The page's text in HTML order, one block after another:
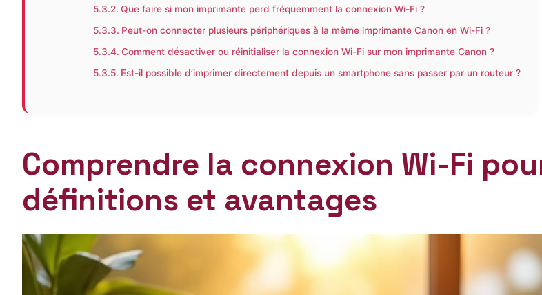
Que faire si mon imprimante perd fréquemment la connexion Wi-Fi ?
Peut-on connecter plusieurs périphériques à la même imprimante Canon en Wi-Fi ?
Comment désactiver ou réinitialiser la connexion Wi-Fi sur mon imprimante Canon ?
Est-il possible d’imprimer directement depuis un smartphone sans passer par un routeur ?
Comprendre la connexion Wi-Fi
définitions et avantages